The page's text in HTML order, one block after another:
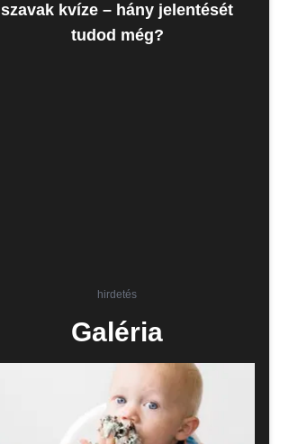
szavak kvíze – hány jelentését
tudod még?
hirdetés
Galéria